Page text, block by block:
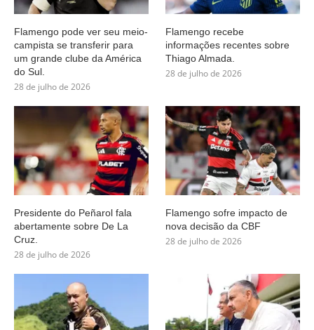
Flamengo pode ver seu meio-
campista se transferir para
um grande clube da América
do Sul.
28 de julho de 2026
Flamengo recebe
informações recentes sobre
Thiago Almada.
28 de julho de 2026
Presidente do Peñarol fala
abertamente sobre De La
Cruz.
28 de julho de 2026
Flamengo sofre impacto de
nova decisão da CBF
28 de julho de 2026